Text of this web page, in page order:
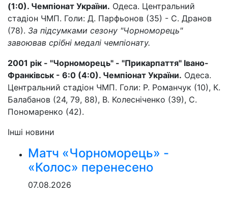
(1:0). Чемпіонат України. Одеса. Центральний
стадіон ЧМП. Голи: Д. Парфьонов (35) - С. Дранов
(78). За підсумками сезону "Чорноморець"
завоював срібні медалі чемпіонату.
2001 рік - "Чорноморець" - "Прикарпаття" Івано-
Франківськ - 6:0 (4:0). Чемпіонат України. Одеса.
Центральний стадіон ЧМП. Голи: Р. Романчук (10), К.
Балабанов (24, 79, 88), В. Колесніченко (39), С.
Пономаренко (42).
Інші новини
Матч «Чорноморець» -
«Колос» перенесено
07.08.2026